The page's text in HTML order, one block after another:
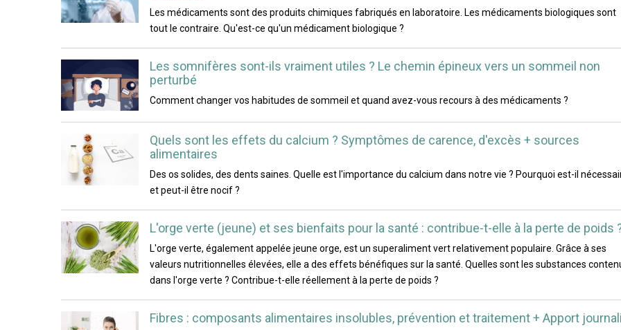
Les médicaments sont des produits chimiques fabriqués en laboratoire. Les médicaments biologiques sont
tout le contraire. Qu'est-ce qu'un médicament biologique ?
Les somnifères sont-ils vraiment utiles ? Le chemin épineux vers un sommeil non
perturbé
Comment changer vos habitudes de sommeil et quand avez-vous recours à des médicaments ?
Quels sont les effets du calcium ? Symptômes de carence, d'excès + sources
alimentaires
Des os solides, des dents saines. Quelle est l'importance du calcium dans notre vie ? Pourquoi est-il
et peut-il être nocif ?
L'orge verte (jeune) et ses bienfaits pour la santé : contribue-t-elle à la perte de poids
L'orge verte, également appelée jeune orge, est un superaliment vert relativement populaire. Grâce à ses
valeurs nutritionnelles élevées, elle a des effets bénéfiques sur la santé. Quelles sont les substances
dans l'orge verte ? Contribue-t-elle réellement à la perte de poids ?
Fibres : composants alimentaires insolubles, prévention et traitement + Apport